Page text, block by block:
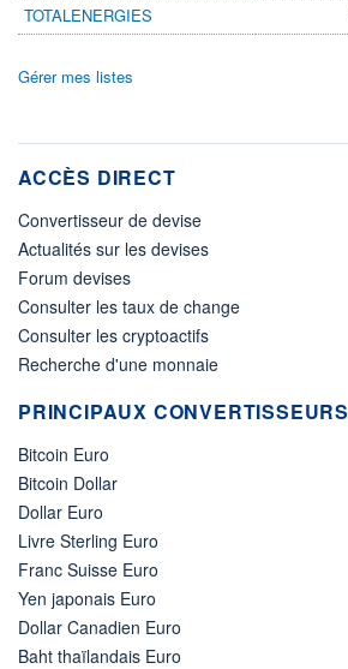
TOTALENERGIES
Gérer mes listes
ACCÈS DIRECT
Convertisseur de devise
Actualités sur les devises
Forum devises
Consulter les taux de change
Consulter les cryptoactifs
Recherche d'une monnaie
PRINCIPAUX CONVERTISSEURS
Bitcoin Euro
Bitcoin Dollar
Dollar Euro
Livre Sterling Euro
Franc Suisse Euro
Yen japonais Euro
Dollar Canadien Euro
Baht thaïlandais Euro